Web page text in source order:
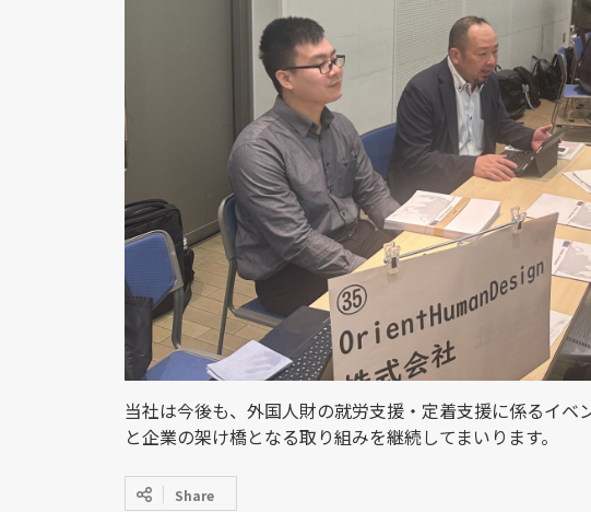
当社は今後も、外国人財の就労支援・定着支援に係るイ
と企業の架け橋となる取り組みを継続してまいります。
Share